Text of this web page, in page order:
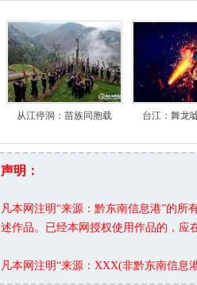
从江停洞：苗族同胞载 台江：舞龙
声明：
凡本网注明“来源：黔东南信息港”的
述作品。已经本网授权使用作品的，应
凡本网注明“来源：XXX(非黔东南信息